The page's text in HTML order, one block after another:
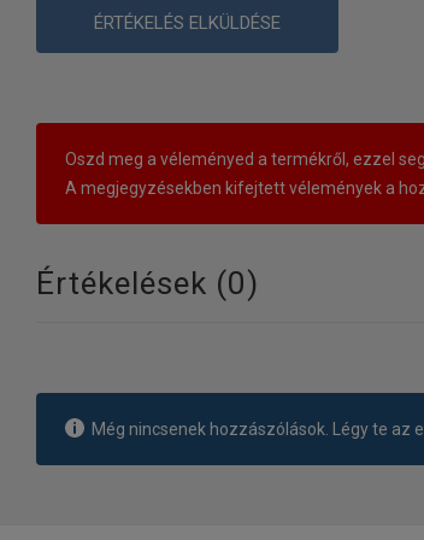
ÉRTÉKELÉS ELKÜLDÉSE
Oszd meg a véleményed a termékről, ezzel
A megjegyzésekben kifejtett vélemények a
Értékelések (0)
Még nincsenek hozzászólások. Légy te az